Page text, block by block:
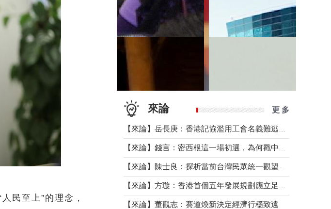
民至上”的理念，
來論 更 多
【來論】董觀志：賽道煥新決定經濟行穩致遠